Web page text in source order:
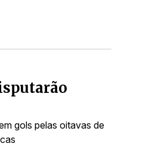
gols pelas oitavas de